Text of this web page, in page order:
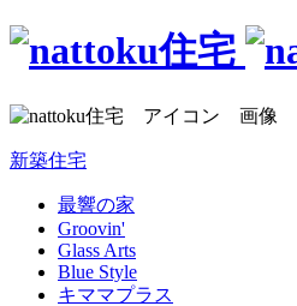
新築住宅
最響の家
Groovin'
Glass Arts
Blue Style
キママプラス